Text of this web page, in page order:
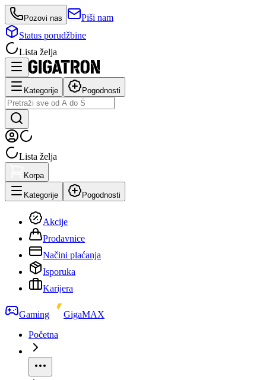
Pozovi nas
Piši nam
Status porudžbine
Lista želja
Kategorije Pogodnosti
Lista želja
Korpa
Kategorije Pogodnosti
Akcije
Prodavnice
Načini plaćanja
Isporuka
Karijera
Gaming
GigaMAX
Početna